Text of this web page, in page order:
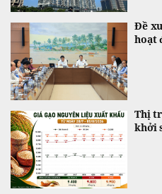
Đề
hoạt
Thị
khởi